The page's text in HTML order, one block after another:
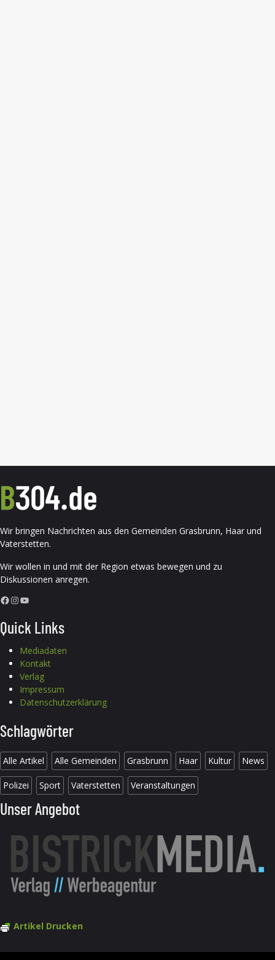
Wir bringen Nachrichten aus den Gemeinden Grasbrunn, Haar und
Vaterstetten.
Wir wollen in und mit der Region etwas bewegen und zu
Diskussionen anregen.
Facebook InstagramYouTube
Quick Links
Mediadaten
Kontakt
Verlag
Impressum
Datenschutzerklärung
Schlagwörter
Alle Artikel Alle Gemeinden Grasbrunn Haar Kultur News
Polizei Sport Vaterstetten Veranstaltungen
Unser Angebot
Artikel Drucken